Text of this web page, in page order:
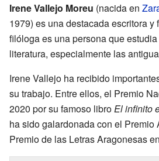
Irene Vallejo Moreu (nacida en
1979) es una destacada escritora
filóloga es una persona que
literatura, especialmente las
Irene Vallejo ha recibido
su trabajo. Entre ellos, el Premio
2020 por su famoso libroEl infinito
ha sido galardonada con el Premio
Premio de las Letras Aragonesas